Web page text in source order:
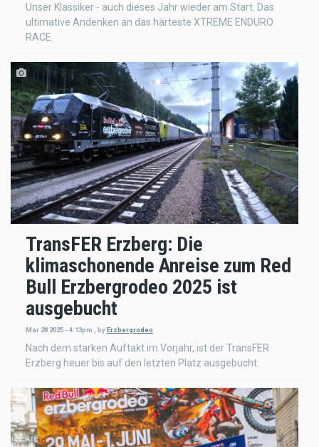
Unser Klassiker - auch dieses Jahr wieder am Start. Das
ultimative Andenken an das härteste XTREME ENDURO
RACE.
TransFER Erzberg: Die
klimaschonende Anreise zum Red
Bull Erzbergrodeo 2025 ist
ausgebucht
Mar 28 2025 - 4:13pm byErzbergrodeo
Nach dem starken Auftakt im Vorjahr, ist der TransFER
Erzberg heuer bis auf den letzten Platz ausgebucht.